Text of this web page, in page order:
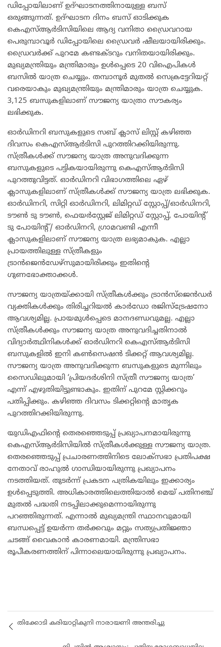
ഡിപ്പോയിലാണ് ഉദ്ഘാടനത്തിനായുള്ള ബസ്
ഒരുങ്ങുന്നത്. ഉദ്ഘാടന ദിനം ബസ് ഓടിക്കുക
കെഎസ്ആർടിസിയിലെ ആദ്യ വനിതാ ഡ്രൈവറായ
പെരുമ്പാവൂർ ഡിപ്പോയിലെ ഡ്രൈവർ ഷീലയായിരിക്കും.
ഡ്രൈവർക്ക് പുറമേ കണ്ടക്ടറും വനിതയായിരിക്കും.
മുഖ്യമന്ത്രിയും മന്ത്രിമാരും ഉൾപ്പെടെ 20 വിഐപികൾ
ബസിൽ യാത്ര ചെയ്യും. തമ്പാനൂർ മുതൽ സെക്രട്ടേറിയറ്റ്
വരെയാകും മുഖ്യമന്ത്രിയും മന്ത്രിമാരും യാത്ര ചെയ്യുക.
3,125 ബസുകളിലാണ് സൗജന്യ യാത്രാ സൗകര്യം
ലഭിക്കുക.
ഓർഡിനറി ബസുകളുടെ സബ് ക്ലാസ് ലിസ്റ്റ് കഴിഞ്ഞ
ദിവസം കെഎസ്ആർടിസി പുറത്തിറക്കിയിരുന്നു.
സ്ത്രീകൾക്ക് സൗജന്യ യാത്ര അനുവദിക്കുന്ന
ബസുകളുടെ പട്ടികയായിരുന്നു കെഎസ്ആർടിസി
പുറത്തുവിട്ടത്. ഓർഡിനറി വിഭാഗത്തിലെ ഏഴ്
ക്ലാസുകളിലാണ് സ്ത്രീകൾക്ക് സൗജന്യ യാത്ര ലഭിക്കുക.
ഓർഡിനറി, സിറ്റി ഓർഡിനറി, ലിമിറ്റഡ് സ്റ്റോപ്പ്/ഓർഡിനറി,
ടൗൺ ടു ടൗൺ, ഫെയർ‌സ്റ്റേജ് ലിമിറ്റഡ് സ്റ്റോപ്പ്, പോയിന്റ്
ടു പോയിന്റ്/ ഓർഡിനറി, ഗ്രാമവണ്ടി എന്നീ
ക്ലാസുകളിലാണ് സൗജന്യ യാത്ര ലഭ്യമാകുക. എല്ലാ
പ്രായത്തിലുള്ള സ്ത്രീകളും
ട്രാൻജെൻഡേഴ്‌സുമായിരിക്കും ഇതിന്റെ
ഗുണഭോക്താക്കൾ.
സൗജന്യ യാത്രയ്ക്കായി സ്ത്രീകൾക്കും ട്രാൻസ്‌ജെൻഡർ
വ്യക്തികൾക്കും തിരിച്ചറിയൽ കാർഡോ രജിസ്‌ട്രേഷനോ
ആവശ്യമില്ല. പ്രായമുൾപ്പെടെ മാനദണ്ഡവുമല്ല. എല്ലാ
സ്ത്രീകൾക്കും സൗജന്യ യാത്ര അനുവദിച്ചതിനാൽ
വിദ്യാർത്ഥിനികൾക്ക് ഓർഡിനറി കെഎസ്ആർടിസി
ബസുകളിൽ ഇനി കൺസെഷൻ ടിക്കറ്റ് ആവശ്യമില്ല.
സൗജന്യ യാത്ര അനുവദിക്കുന്ന ബസുകളുടെ മുന്നിലും
സൈഡിലുമായി ‘പ്രിയദർശിനി സ്ത്രീ സൗജന്യ യാത്ര’
എന്ന് എഴുതിയിട്ടുണ്ടാകും. ഇതിന് പുറമേ സ്റ്റിക്കറും
പതിപ്പിക്കും. കഴിഞ്ഞ ദിവസം ടിക്കറ്റിന്റെ മാതൃക
പുറത്തിറക്കിയിരുന്നു.
യുഡിഎഫിന്റെ തെരഞ്ഞെടുപ്പ് പ്രഖ്യാപനമായിരുന്നു
കെഎസ്ആർടിസിയിൽ സ്ത്രീകൾക്കുള്ള സൗജന്യ യാത്ര.
തെരഞ്ഞെടുപ്പ് പ്രചാരണത്തിനിടെ ലോക്‌സഭാ പ്രതിപക്ഷ
നേതാവ് രാഹുൽ ഗാന്ധിയായിരുന്നു പ്രഖ്യാപനം
നടത്തിയത്. തുടർന്ന് പ്രകടന പത്രികയിലും ഇക്കാര്യം
ഉൾപ്പെടുത്തി. അധികാരത്തിലെത്തിയാൽ മെയ് പതിനഞ്ച്
മുതൽ പദ്ധതി നടപ്പിലാക്കുമെന്നായിരുന്നു
പറഞ്ഞിരുന്നത്. എന്നാൽ മുഖ്യമന്ത്രി സ്ഥാനവുമായി
ബന്ധപ്പെട്ട് ഉയർന്ന തർക്കവും മറ്റും സത്യപ്രതിജ്ഞാ
ചടങ്ങ് വൈകാൻ കാരണമായി. മന്ത്രിസഭാ
രൂപീകരണത്തിന് പിന്നാലെയായിരുന്നു പ്രഖ്യാപനം.
തിക്കോടി കരിയാറ്റികുനി നാരായണി അന്തരിച്ചു